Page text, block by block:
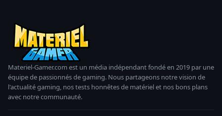
Materiel-Gamer.com est un média indépendant fondé en 2019 par une
équipe de passionnés de gaming. Nous partageons notre vision de
l'actualité gaming, nos tests honnêtes de matériel et nos bons plans
avec notre communauté.